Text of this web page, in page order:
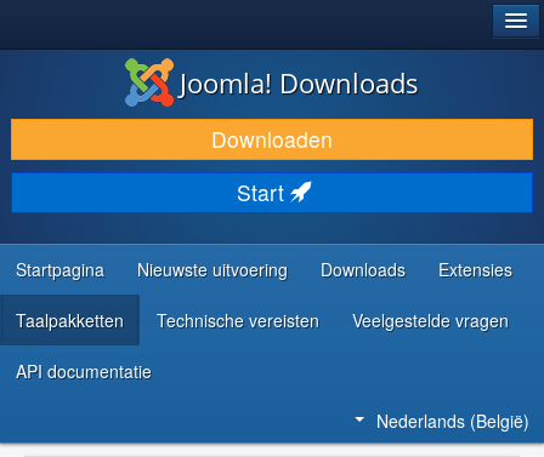
DOWNLOAD & BREID UIT
ONTDEK & LEER
COMMUNITY & ONDERSTEUNING
ONTWIKKELAARSBRONNEN
Joomla! Downloads
Downloaden
Start
Startpagina Nieuwste uitvoering Downloads Extensies
Taalpakketten Technische vereisten Veelgestelde vragen
API documentatie
Nederlands (België)